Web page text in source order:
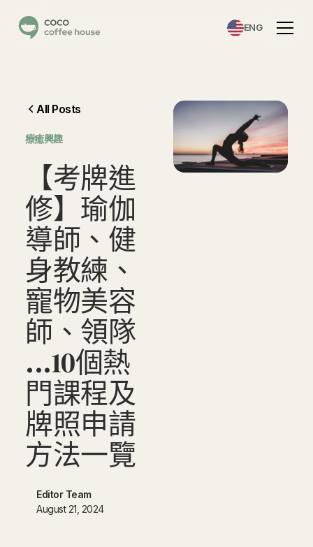
ENG
All Posts
⁠療癒興趣
【考牌進
修】 瑜伽
導師 、 健
身教練 、
寵物美容
師 、 領隊
...10個熱
門課程及
牌照申請
方法一覽
Editor Team
August 21, 2024